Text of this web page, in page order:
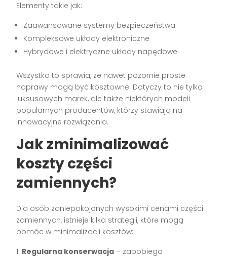
Elementy takie jak:
Zaawansowane systemy bezpieczeństwa
Kompleksowe układy elektroniczne
Hybrydowe i elektryczne układy napędowe
Wszystko to sprawia, że nawet pozornie proste
naprawy mogą być kosztowne. Dotyczy to nie tylko
luksusowych marek, ale także niektórych modeli
popularnych producentów, którzy stawiają na
innowacyjne rozwiązania.
Jak zminimalizować
koszty części
zamiennych?
Dla osób zaniepokojonych wysokimi cenami części
zamiennych, istnieje kilka strategii, które mogą
pomóc w minimalizacji kosztów:
Regularna konserwacja – zapobiega